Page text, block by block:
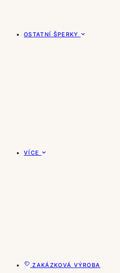
OSTATNÍ ŠPERKY
VÍCE
ZAKÁZKOVÁ VÝROBA